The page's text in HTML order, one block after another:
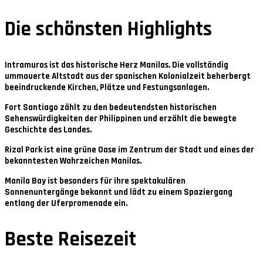
Die schönsten Highlights
Intramuros ist das historische Herz Manilas. Die vollständig
ummauerte Altstadt aus der spanischen Kolonialzeit beherbergt
beeindruckende Kirchen, Plätze und Festungsanlagen.
Fort Santiago zählt zu den bedeutendsten historischen
Sehenswürdigkeiten der Philippinen und erzählt die bewegte
Geschichte des Landes.
Rizal Park ist eine grüne Oase im Zentrum der Stadt und eines der
bekanntesten Wahrzeichen Manilas.
Manila Bay ist besonders für ihre spektakulären
Sonnenuntergänge bekannt und lädt zu einem Spaziergang
entlang der Uferpromenade ein.
Beste Reisezeit